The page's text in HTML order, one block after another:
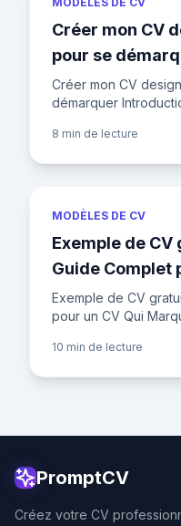
Créer mon CV
pour se
Créer mon CV
démarquer
un marché du travail
8 min de lecture
MODÈLES DE CV
Exemple de
Guide Complet
Marque
Exemple de CV
pour un CV Qui
recruteur ne
10 min de lecture
PromptCV
Créez votre CV